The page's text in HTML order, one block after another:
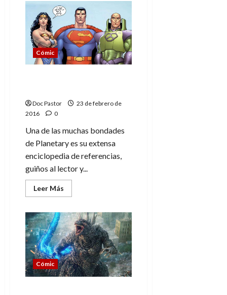
El
Ministerio
Tiempo.
Gracias
por
hacernos
soñar
Cómic
Doc Pastor
23 de febrero de
2016
0
Una de las muchas bondades
de Planetary es su extensa
enciclopedia de referencias,
guiños al lector y...
Leer Más
más
Especial
Planetary.
Referencias
(tomo
dos)
Cómic